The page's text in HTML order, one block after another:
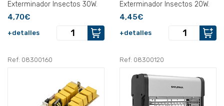
Exterminador Insectos 30W.
4,70€
+detalles
Exterminador Insectos 20W.
4,45€
+detalles
Ref: 08300160 Ref: 08300120